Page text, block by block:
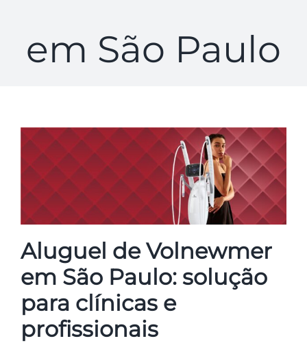
em São Paulo
Aluguel de Volnewmer
em São Paulo: solução
para clínicas e
profissionais